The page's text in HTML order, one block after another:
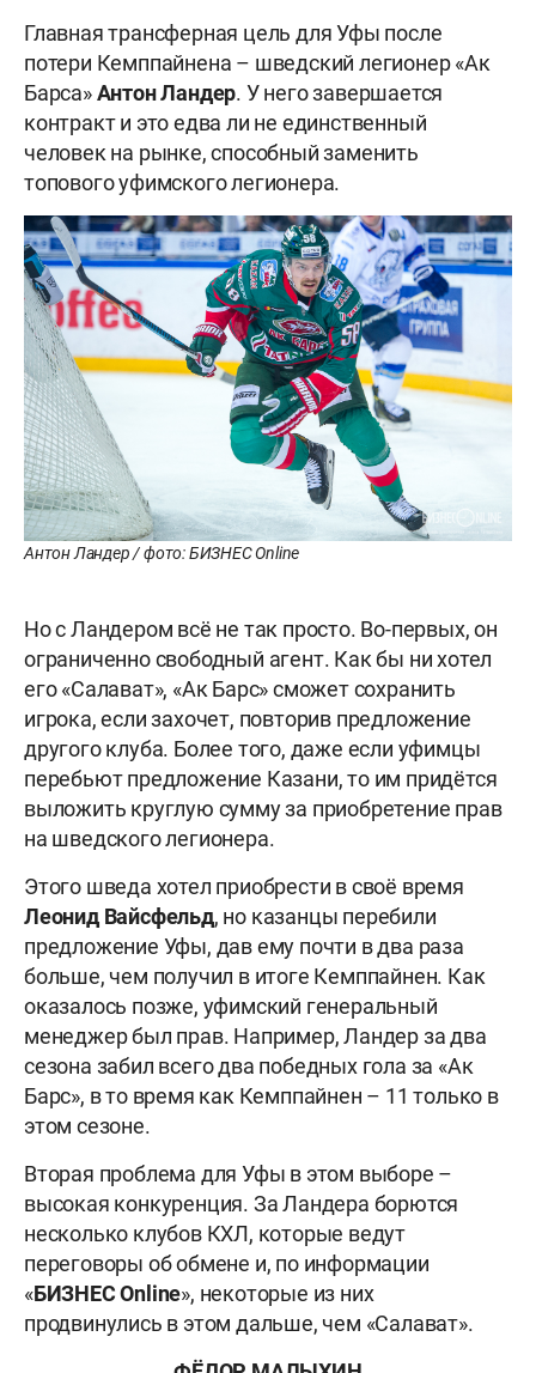
Главная трансферная цель для Уфы после
потери Кемппайнена – шведский легионер «Ак
Барса»Антон Ландер. У него завершается
контракт и это едва ли не единственный
человек на рынке, способный заменить
топового уфимского легионера.
Антон Ландер / фото: БИЗНЕС Online
Но с Ландером всё не так просто. Во-первых, он
ограниченно свободный агент. Как бы ни хотел
его «Салават», «Ак Барс» сможет сохранить
игрока, если захочет, повторив предложение
другого клуба. Более того, даже если уфимцы
перебьют предложение Казани, то им придётся
выложить круглую сумму за приобретение прав
на шведского легионера.
Этого шведа хотел приобрести в своё время
Леонид Вайсфельд, но казанцы перебили
предложение Уфы, дав ему почти в два раза
больше, чем получил в итоге Кемппайнен. Как
оказалось позже, уфимский генеральный
менеджер был прав. Например, Ландер за два
сезона забил всего два победных гола за «Ак
Барс», в то время как Кемппайнен – 11 только в
этом сезоне.
Вторая проблема для Уфы в этом выборе –
высокая конкуренция. За Ландера борются
несколько клубов КХЛ, которые ведут
переговоры об обмене и, по информации
«БИЗНЕС Online», некоторые из них
продвинулись в этом дальше, чем «Салават».